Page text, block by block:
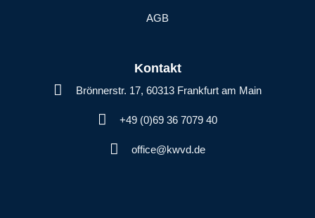
AGB
Kontakt
Brönnerstr. 17, 60313 Frankfurt am Main
+49 (0)69 36 7079 40
office@kwvd.de